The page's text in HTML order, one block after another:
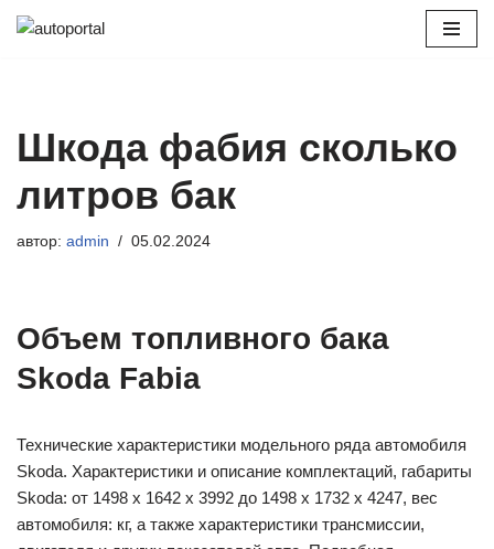
Шкода фабия сколько
литров бак
автор: admin 05.02.2024
Объем топливного бака
Skoda Fabia
Технические характеристики модельного ряда автомобиля
Skoda. Характеристики и описание комплектаций, габариты
Skoda: от 1498 x 1642 x 3992 до 1498 x 1732 x 4247, вес
автомобиля: кг, а также характеристики трансмиссии,